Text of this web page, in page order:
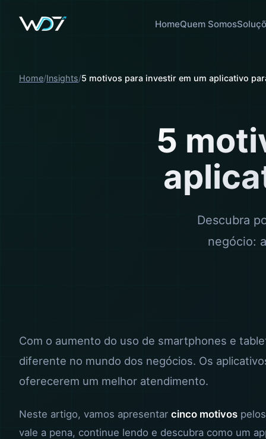
HomeQuem Somos
Home Insights 5 motivos para investir em um aplicativo
5
Descubra
negócio:
Com o aumento do uso de smartphones e
diferente no mundo dos negócios. Os
oferecerem um melhor atendimento.
Neste artigo, vamos apresentar cinco motivos
vale a pena, continue lendo e descubra como um